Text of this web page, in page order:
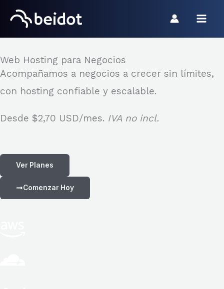
Skip
Web Hosting para Negocios
Acompañamos a negocios a crecer sin límites,
con hosting confiable y escalable.
Desde $2,70 USD/mes. IVA no incl.
Ver Planes
Comenzar Hoy
a